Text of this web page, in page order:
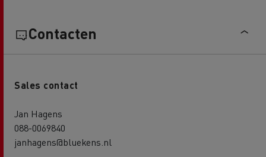
Contacten
Sales contact
Jan Hagens
088-0069840
janhagens@bluekens.nl